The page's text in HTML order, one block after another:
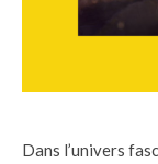
Dans l’univers